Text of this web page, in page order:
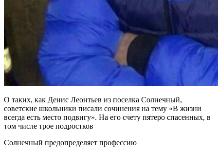
О таких, как Денис Леонтьев из поселка Солнечный,
советские школьники писали сочинения на тему «В жизни
всегда есть место подвигу». На его счету пятеро спасенных, в
том числе трое подростков
Солнечный предопределяет профессию